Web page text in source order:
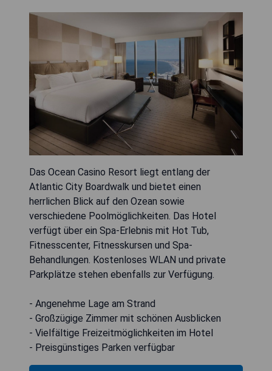
Das Ocean Casino Resort liegt entlang der
Atlantic City Boardwalk und bietet einen
herrlichen Blick auf den Ozean sowie
verschiedene Poolmöglichkeiten. Das Hotel
verfügt über ein Spa-Erlebnis mit Hot Tub,
Fitnesscenter, Fitnesskursen und Spa-
Behandlungen. Kostenloses WLAN und private
Parkplätze stehen ebenfalls zur Verfügung.
- Angenehme Lage am Strand
- Großzügige Zimmer mit schönen Ausblicken
- Vielfältige Freizeitmöglichkeiten im Hotel
- Preisgünstiges Parken verfügbar